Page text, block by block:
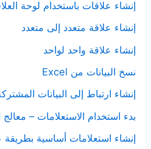
إنشاء علاقات باستخدام لوحة
إنشاء علاقة متعدد إلى متعدد
إنشاء علاقة واحد لواحد
نسخ البيانات من Excel
إنشاء ارتباط إلى البيانات
بدء استخدام الاستعلامات – معالج
إنشاء استعلامات أساسية